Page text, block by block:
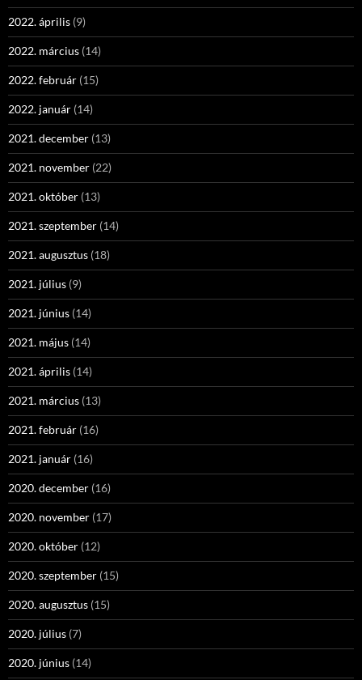
2022. április (9)
2022. március (14)
2022. február (15)
2022. január (14)
2021. december (13)
2021. november (22)
2021. október (13)
2021. szeptember (14)
2021. augusztus (18)
2021. július (9)
2021. június (14)
2021. május (14)
2021. április (14)
2021. március (13)
2021. február (16)
2021. január (16)
2020. december (16)
2020. november (17)
2020. október (12)
2020. szeptember (15)
2020. augusztus (15)
2020. július (7)
2020. június (14)